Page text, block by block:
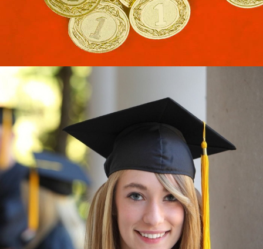
Узнать больше
ЛУЧШИЕ УЧЕБНЫЕ ДОСТИЖЕНИЯ